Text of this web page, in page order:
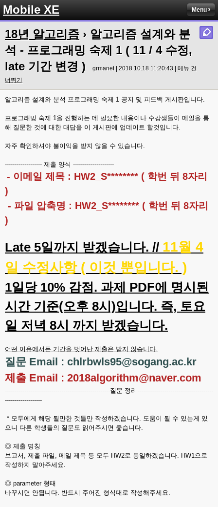
Mobile XE Menu
18년 알고리즘 › 알고리즘 설계와 분
석 - 프로그래밍 숙제 1 ( 11 / 4 수정,
late 기간 변경 )
grmanet | 2018.10.18 11:20:43 | 메뉴 건
너뛰기
알고리즘 설계와 분석 프로그래밍 숙제 1 공지 및 피드백 게시판입니다.
프로그래밍 숙제 1을 진행하는 데 필요한 내용이나 수강생들이 메일을 통
해 질문한 것에 대한 대답을 이 게시판에 업데이트 할것입니다.
자주 확인하셔야 불이익을 받지 않을 수 있습니다.
------------------- 제출 양식 ---------------------
- 이메일 제목 : HW2_S******** ( 학번 뒤 8자리
)
- 파일 압축명 : HW2_S******** ( 학번 뒤 8자리
)
Late 5일까지 받겠습니다. // 11월 4
일 수정사항 ( 이것 뿐입니다. )
1일당 10% 감점. 과제 PDF에 명시된
시간 기준(오후 8시)입니다. 즉, 토요
일 저녁 8시 까지 받겠습니다.
어떤 이유에서든 기간을 벗어난 제출은 받지 않습니다.
질문 Email : chlrbwls95@sogang.ac.kr
제출 Email : 2018algorithm@naver.com
------------------------------------------------------질문 정리---------------------------------------
-------------------
* 모두에게 해당 될만한 것들만 작성하겠습니다. 도움이 될 수 있는게 있
으니 다른 학생들의 질문도 읽어주시면 좋습니다.
◎ 제출 명칭
보고서, 제출 파일, 메일 제목 등 모두 HW2로 통일하겠습니다. HW1으로
작성하지 말아주세요.
◎ parameter 형태
바꾸시면 안됩니다. 반드시 주어진 형식대로 작성해주세요.